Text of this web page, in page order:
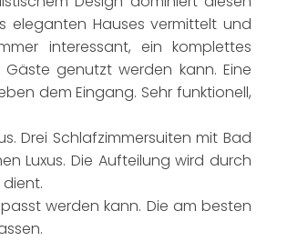
eleganten Hauses vermittelt und
interessant, ein komplettes
genutzt werden kann. Eine
dem Eingang. Sehr funktionell,
Drei Schlafzimmersuiten mit Bad
Luxus. Die Aufteilung wird durch
werden kann. Die am besten